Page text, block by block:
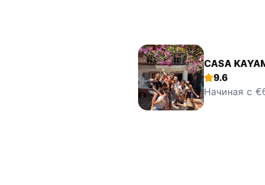
CASA
9.6
Начиная с